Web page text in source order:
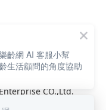
CO.,Ltd.
齡網 AI 客服小幫
生活顧問的角度協助